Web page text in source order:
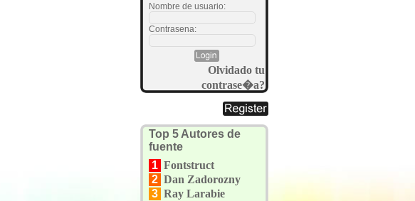
Nombre de usuario:
Contrasena:
Olvidado tu
contrase�a?
Top 5 Autores de
fuente
1 Fontstruct
2 Dan Zadorozny
3 Ray Larabie